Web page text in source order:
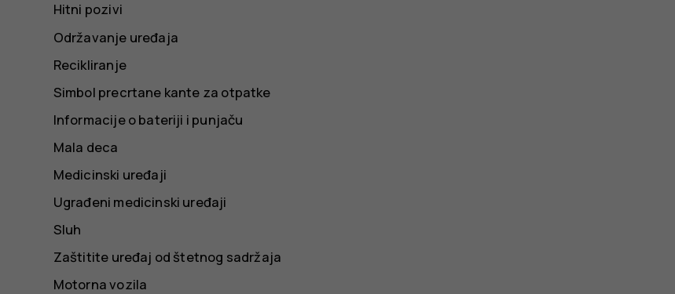
Hitni pozivi
Održavanje uređaja
Recikliranje
Simbol precrtane kante za otpatke
Informacije o bateriji i punjaču
Mala deca
Medicinski uređaji
Ugrađeni medicinski uređaji
Sluh
Zaštitite uređaj od štetnog sadržaja
Motorna vozila